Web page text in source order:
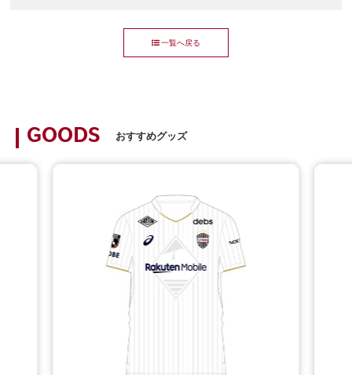
一覧へ戻る
GOODS おすすめグッズ